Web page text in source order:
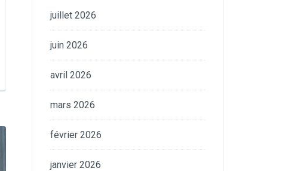
juillet 2026
juin 2026
avril 2026
mars 2026
février 2026
janvier 2026